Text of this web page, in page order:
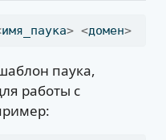
имя_паука> <домен>
паука,
работы с